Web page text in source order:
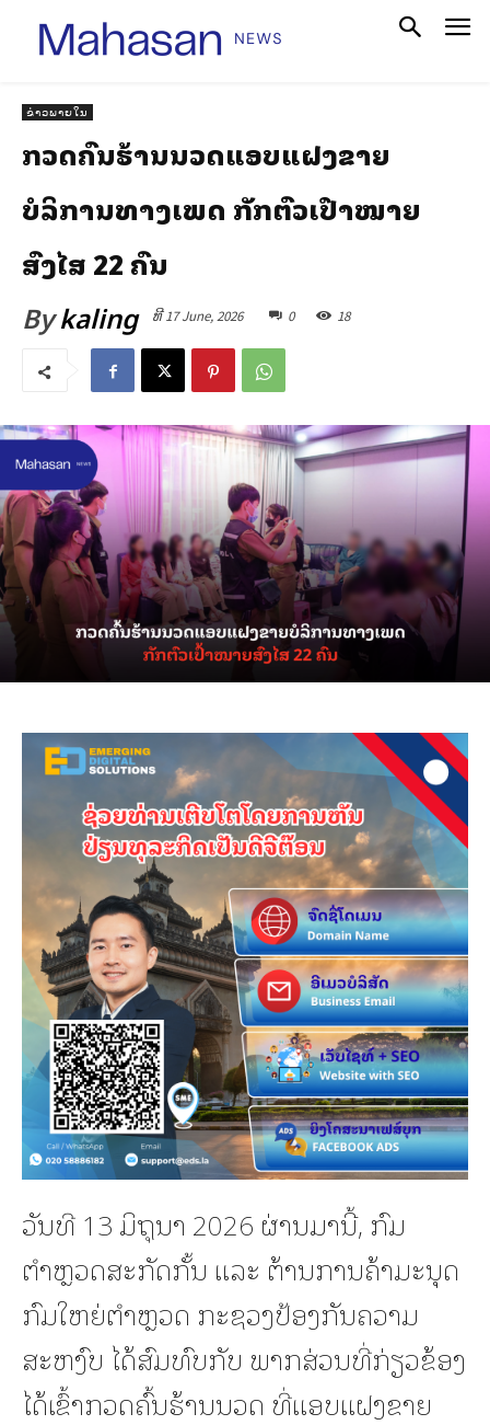
ຂ່າວພາຍໃນ
ກວດຄົ້ນຮ້ານນວດແອບແຝງຂາຍ
ບໍລິການທາງເພດ ກັກຕົວເປົ້າໝາຍ
ສົງໄສ 22 ຄົນ
Bykaling ທີ 17 June, 2026 0 18
ວັນທີ 13 ມິຖຸນາ 2026 ຜ່ານມານີ້, ກົມ
ຕຳຫຼວດສະກັດກັ້ນ ແລະ ຕ້ານການຄ້າມະນຸດ
ກົມໃຫຍ່ຕຳຫຼວດ ກະຊວງປ້ອງກັນຄວາມ
ສະຫງົບ ໄດ້ສົມທົບກັບ ພາກສ່ວນທີ່ກ່ຽວຂ້ອງ
ໄດ້ເຂົ້າກວດຄົ້ນຮ້ານນວດ ທີ່ແອບແຝງຂາຍ